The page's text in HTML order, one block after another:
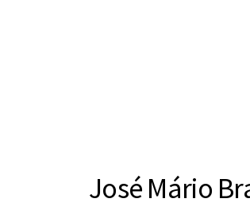
José Mário